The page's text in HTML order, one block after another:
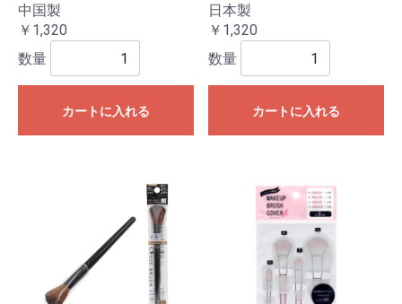
中国製
￥1,320
数量
カートに入れる
日本製
￥1,320
数量
カートに入れる